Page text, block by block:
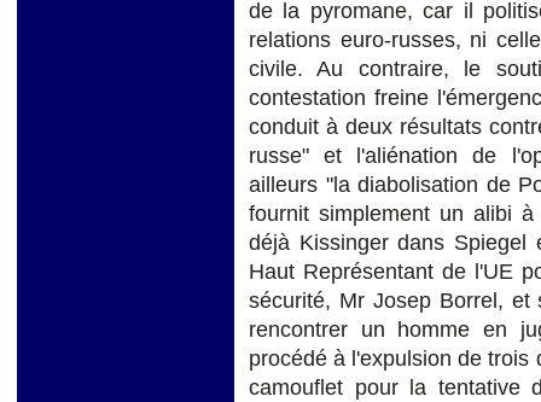
de la pyromane, car il
relations euro-russes, ni
civile. Au contraire, le
contestation freine
conduit à deux résultats
russe" et l'aliénation de
ailleurs "la diabolisation de
fournit simplement un alibi
déjà Kissinger dans Spiegel
Haut Représentant de l'UE
sécurité, Mr Josep Borrel, et
rencontrer un homme en
procédé à l'expulsion de
camouflet pour la tentative